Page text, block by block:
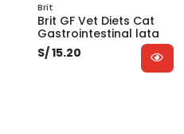
Brit
Brit GF Vet Diets Cat
Gastrointestinal lata
S/ 15.20